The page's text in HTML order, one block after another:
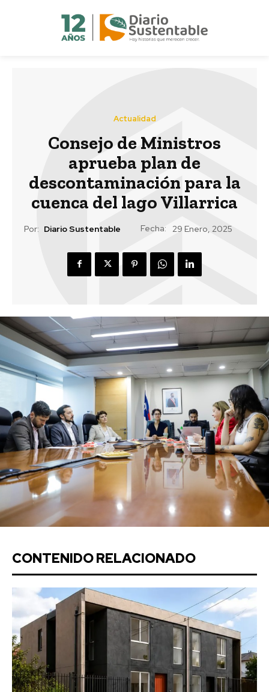
Actualidad
Consejo de Ministros
aprueba plan de
descontaminación para la
cuenca del lago Villarrica
Por: Diario Sustentable Fecha: 29 Enero, 2025
CONTENIDO RELACIONADO